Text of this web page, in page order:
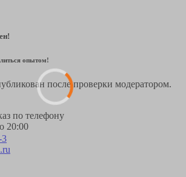
опытом!
после проверки модератором.
по телефону
20:00
3